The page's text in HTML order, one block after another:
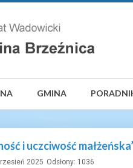
GMINA
i uczciwość
2025 Odsłony: 1036